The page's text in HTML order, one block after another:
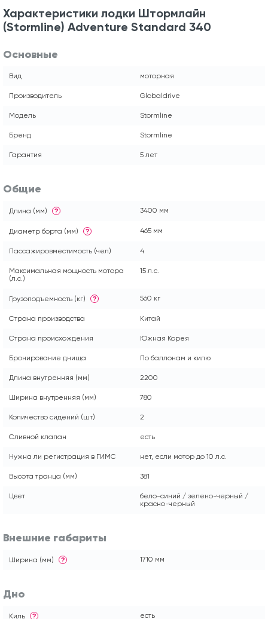
Характеристики лодки Штормлайн
(Stormline) Adventure Standard 340
Основные
Вид моторная
Производитель Globaldrive
Модель Stormline
Бренд Stormline
Гарантия 5 лет
Общие
Длина (мм) ? 3400 мм
Диаметр борта (мм) ? 465 мм
Пассажировместимость (чел) 4
Максимальная мощность мотора
(л.с.)
15 л.с.
Грузоподъемность (кг) ? 560 кг
Страна производства Китай
Страна происхождения Южная Корея
Бронирование днища По баллонам и килю
Длина внутренняя (мм) 2200
Ширина внутренняя (мм) 780
Количество сидений (шт) 2
Сливной клапан есть
Нужна ли регистрация в ГИМС нет, если мотор до 10 л.с.
Высота транца (мм) 381
Цвет
бело-синий / зелено-черный /
красно-черный
Внешние габариты
Ширина (мм) ? 1710 мм
Дно
Киль ? есть